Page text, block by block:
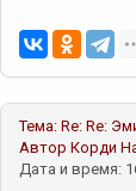
Тема: Re: Re:
Автор Корди
Дата и время: